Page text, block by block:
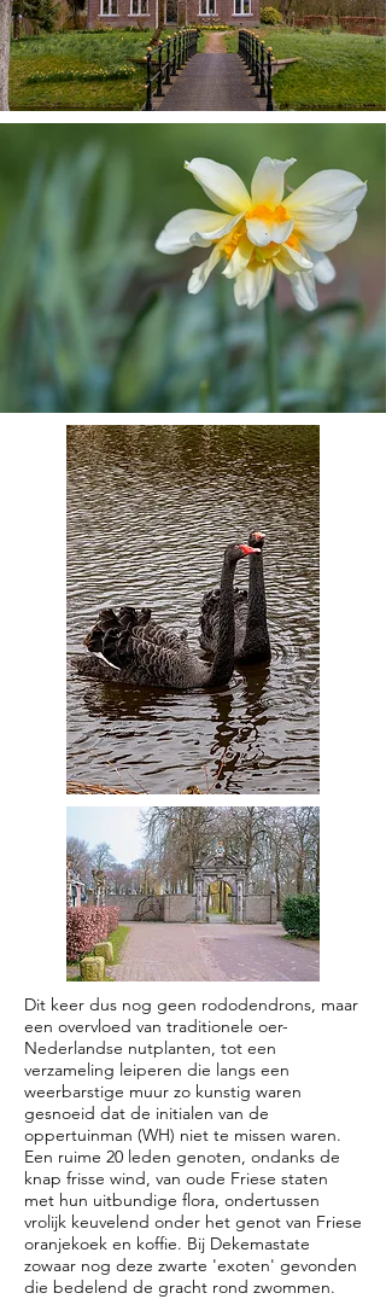
Dit keer dus nog geen rododendrons, maar
een overvloed van traditionele oer-
Nederlandse nutplanten, tot een
verzameling leiperen die langs een
weerbarstige muur zo kunstig waren
gesnoeid dat de initialen van de
oppertuinman (WH) niet te missen waren.
Een ruime 20 leden genoten, ondanks de
knap frisse wind, van oude Friese staten
met hun uitbundige flora, ondertussen
vrolijk keuvelend onder het genot van Friese
oranjekoek en koffie. Bij Dekemastate
zowaar nog deze zwarte 'exoten' gevonden
die bedelend de gracht rond zwommen.